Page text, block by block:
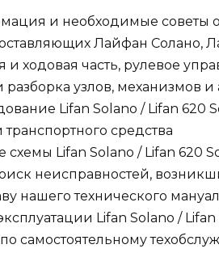
и необходимые советы
Лайфан Солано,
и ходовая часть, рулевое
разборка узлов, механизмов и
Lifan Solano / Lifan 620
средства
схемы Lifan Solano / Lifan 620
неисправностей,
нашего технического
Lifan Solano /
самостоятельному